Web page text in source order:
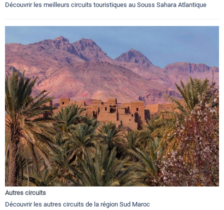
Découvrir les meilleurs circuits touristiques au Souss Sahara Atlantique
Autres circuits
Découvrir les autres circuits de la région Sud Maroc